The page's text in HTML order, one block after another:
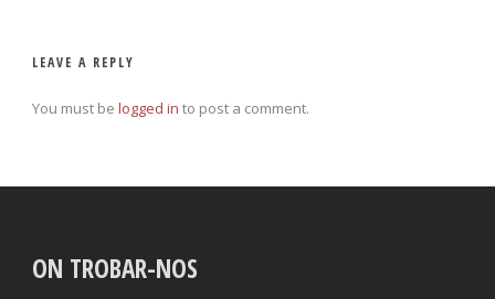
LEAVE A REPLY
You must be logged in to post a comment.
ON TROBAR-NOS